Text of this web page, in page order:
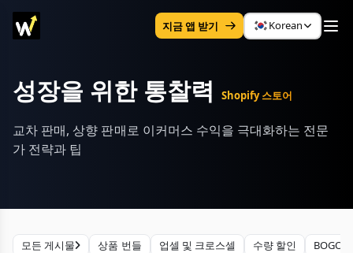
지금 앱 받기 Korean
성장을 위한 통찰력 Shopify 스토어
교차 판매, 상향 판매로 이커머스 수익을 극대화하는 전문
가 전략과 팁
모든 게시물 상품 번들 업셀 및 크로스셀 수량 할인 BOGO